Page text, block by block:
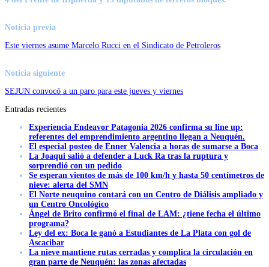
Noticia previa
Este viernes asume Marcelo Rucci en el Sindicato de Petroleros
Noticia siguiente
SEJUN convocó a un paro para este jueves y viernes
Entradas recientes
Experiencia Endeavor Patagonia 2026 confirma su line up:
referentes del emprendimiento argentino llegan a Neuquén.
El especial posteo de Enner Valencia a horas de sumarse a Boca
La Joaqui salió a defender a Luck Ra tras la ruptura y
sorprendió con un pedido
Se esperan vientos de más de 100 km/h y hasta 50 centímetros de
nieve: alerta del SMN
El Norte neuquino contará con un Centro de Diálisis ampliado y
un Centro Oncológico
Ángel de Brito confirmó el final de LAM: ¿tiene fecha el último
programa?
Ley del ex: Boca le ganó a Estudiantes de La Plata con gol de
Ascacibar
La nieve mantiene rutas cerradas y complica la circulación en
gran parte de Neuquén: las zonas afectadas